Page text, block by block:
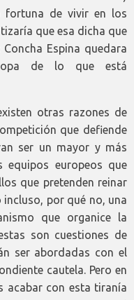
fortuna de vivir en los
que esa dicha que
Espina quedara
de lo que está
otras razones de
que defiende
ser un mayor y más
europeos que
que pretenden reinar
por qué no, una
que organice la
son cuestiones de
ser abordadas con el
cautela. Pero en
acabar con esta tiranía